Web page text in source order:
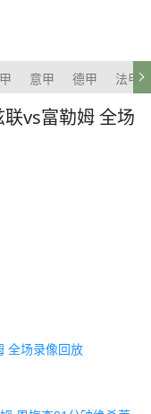
意甲 德甲 法甲
联vs富勒姆 全场
全场录像回放